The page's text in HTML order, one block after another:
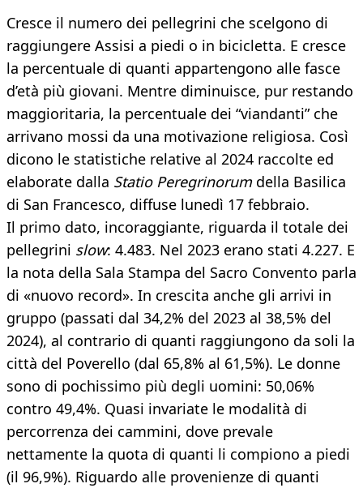
Cresce il numero dei pellegrini che scelgono di
raggiungere Assisi a piedi o in bicicletta. E cresce
la percentuale di quanti appartengono alle fasce
d’età più giovani. Mentre diminuisce, pur restando
maggioritaria, la percentuale dei “viandanti” che
arrivano mossi da una motivazione religiosa. Così
dicono le statistiche relative al 2024 raccolte ed
elaborate dalla Statio Peregrinorumdella Basilica
di San Francesco, diffuse lunedì 17 febbraio.
Il primo dato, incoraggiante, riguarda il totale dei
pellegrini slow: 4.483. Nel 2023 erano stati 4.227. E
la nota della Sala Stampa del Sacro Convento parla
di «nuovo record». In crescita anche gli arrivi in
gruppo (passati dal 34,2% del 2023 al 38,5% del
2024), al contrario di quanti raggiungono da soli la
città del Poverello (dal 65,8% al 61,5%). Le donne
sono di pochissimo più degli uomini: 50,06%
contro 49,4%. Quasi invariate le modalità di
percorrenza dei cammini, dove prevale
nettamente la quota di quanti li compiono a piedi
(il 96,9%). Riguardo alle provenienze di quanti